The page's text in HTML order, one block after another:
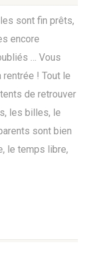
sont fin prêts,
encore
… Vous
rentrée ! Tout le
de retrouver
les billes, le
sont bien
le temps libre,